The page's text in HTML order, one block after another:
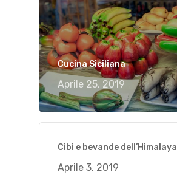
Cucina Siciliana
Aprile 25, 2019
Cibi e bevande dell’Himalaya
Aprile 3, 2019